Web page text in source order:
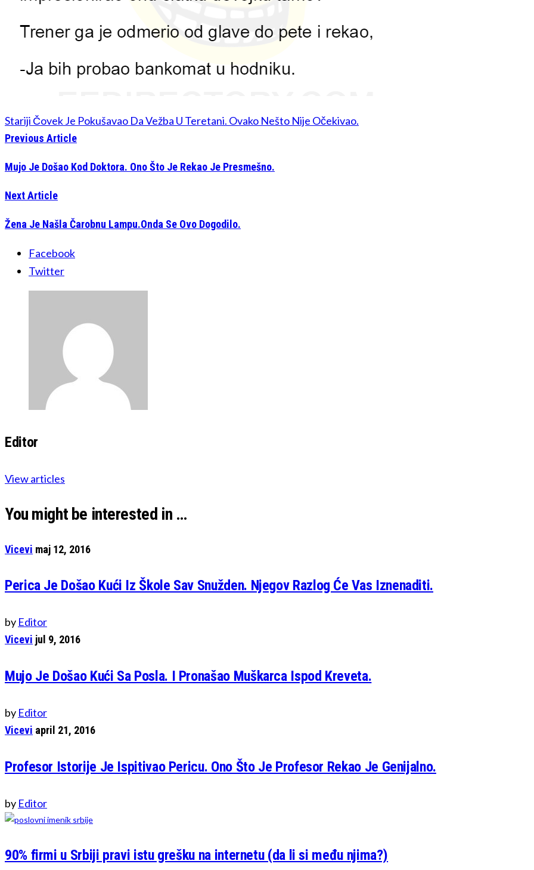
Stariji Čovek Je Pokušavao Da Vežba U Teretani. Ovako Nešto Nije Očekivao.
Previous Article
Mujo Je Došao Kod Doktora. Ono Što Je Rekao Je Presmešno.
Next Article
Žena Je Našla Čarobnu Lampu.Onda Se Ovo Dogodilo.
Facebook
Twitter
Editor
View articles
You might be interested in …
Vicevi maj 12, 2016
Perica Je Došao Kući Iz Škole Sav Snužden. Njegov Razlog Će Vas Iznenaditi.
by Editor
Vicevi jul 9, 2016
Mujo Je Došao Kući Sa Posla. I Pronašao Muškarca Ispod Kreveta.
by Editor
Vicevi april 21, 2016
Profesor Istorije Je Ispitivao Pericu. Ono Što Je Profesor Rekao Je Genijalno.
by Editor
90% firmi u Srbiji pravi istu grešku na internetu (da li si među njima?)